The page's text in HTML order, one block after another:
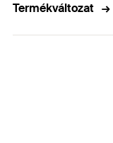
Termékváltozat